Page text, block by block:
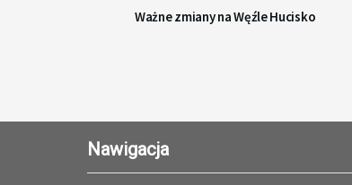
Ważne zmiany na Węźle Hucisko
Nawigacja